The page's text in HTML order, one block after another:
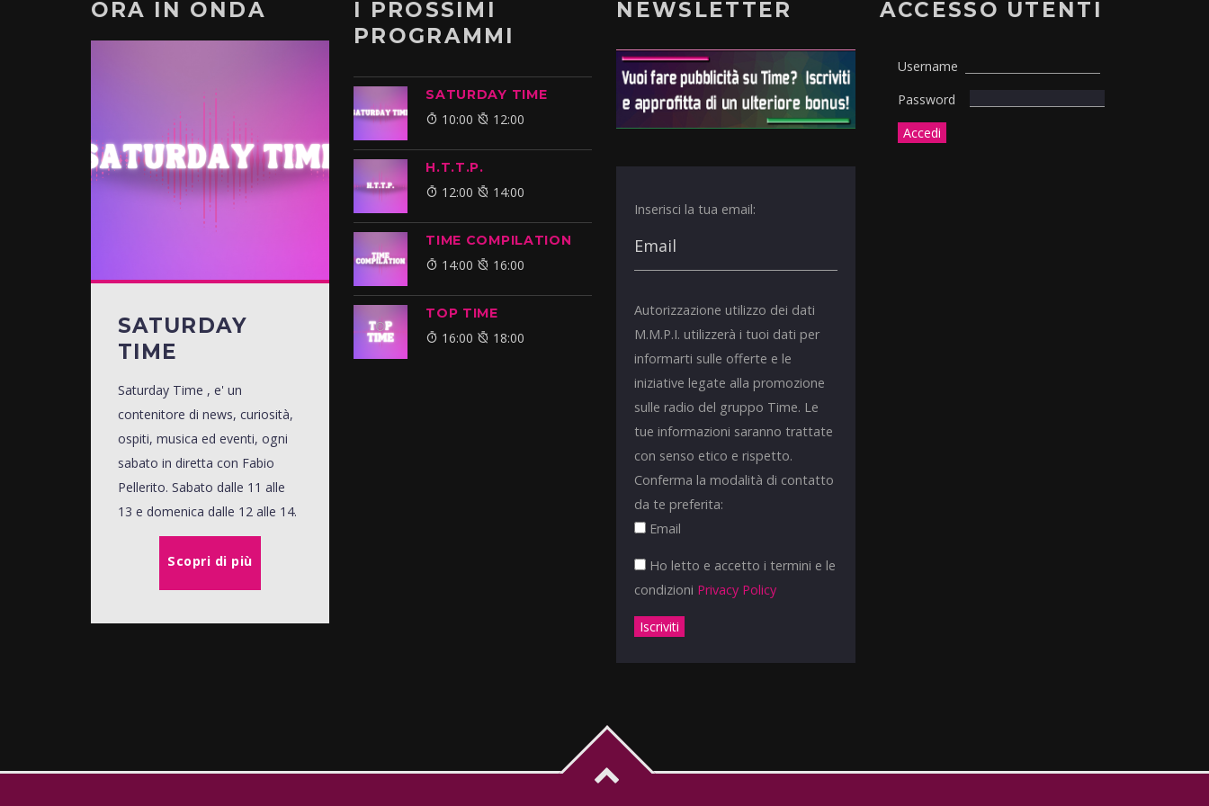
ORA IN ONDA
SATURDAY
TIME
Saturday Time , e' un
contenitore di news, curiosità,
ospiti, musica ed eventi, ogni
sabato in diretta con Fabio
Pellerito. Sabato dalle 11 alle
13 e domenica dalle 12 alle 14.
Scopri di più
I PROSSIMI
PROGRAMMI
SATURDAY TIME
10:00 12:00
H.T.T.P.
12:00 14:00
TIME COMPILATION
14:00 16:00
TOP TIME
16:00 18:00
NEWSLETTER
Inserisci la tua email:
Autorizzazione utilizzo dei dati
M.M.P.I. utilizzerà i tuoi dati per
informarti sulle offerte e le
iniziative legate alla promozione
sulle radio del gruppo Time. Le
tue informazioni saranno trattate
con senso etico e rispetto.
Conferma la modalità di contatto
da te preferita:
Email
Ho letto e accetto i termini e le
condizioni Privacy Policy
ACCESSO UTENTI
Username
Password